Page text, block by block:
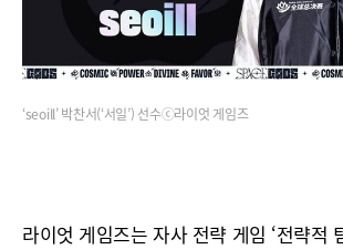
‘seoill’ 박찬서(‘서일’) 선수ⓒ라이엇 게임즈
라이엇 게임즈는 자사 전략 게임 ‘전략적